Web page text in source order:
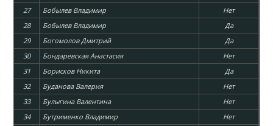
27
Бобылев Владимир
Нет
28
Бобылев Владимир
Да
29
Богомолов Дмитрий
Да
30
Бондаревская Анастасия
Нет
31
Борисков Никита
Да
32
Буданова Валерия
Нет
33
Булыгина Валентина
Нет
34
Бутрименко Владимир
Нет